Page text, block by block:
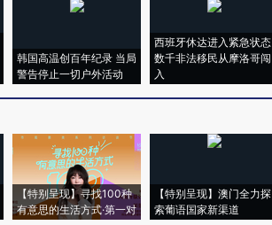
韩国高温创百年纪录 当局
警告停止一切户外活动
西班牙休达进入紧急状态
数千非法移民从摩洛哥闯
入
【特别呈现】寻找100种
有意思的生活方式·第一对
【特别呈现】澳门全力探
索葡语国家新渠道